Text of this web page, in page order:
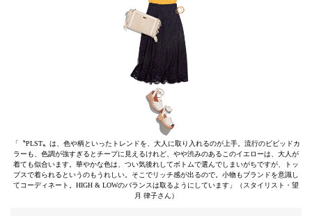
「〝PLST〟は、色や柄といったトレンドを、大人に取り入れるのが上手。流行のビビッドカ
ラーも、色調が強すぎるとチープに見えるけれど、やや渋みのあるこのイエローは、大人が
着ても似合います。華やかな色は、つい気後れしてボトムで選んでしまいがちですが、トッ
プスで着られるというのもうれしい。そこでリッチ感が出るので。小物もブランドを意識し
てコーディネート。HIGH & LOWのバランスは取るようにしています」（スタイリスト・望
月 律子さん）